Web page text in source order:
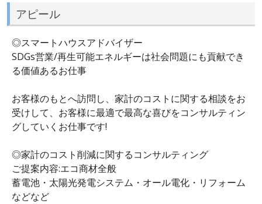
アピール
◎スマートハウスアドバイザー
SDGs営業/再生可能エネルギーは社会問題にも貢献でき
る価値あるお仕事
お客様のもとへ訪問し、家計のコストに関する相談をお
受けして、お客様に最適で最高な喜びをコンサルティン
グしていくお仕事です!
◎家計のコスト削減に関するコンサルティング
ご提案内容:エコ商材全般
蓄電池・太陽光発電システム・オール電化・リフォーム
などなど